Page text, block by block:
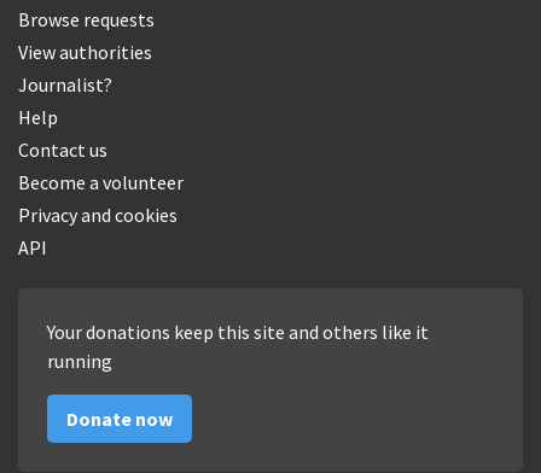
Browse requests
View authorities
Journalist?
Help
Contact us
Become a volunteer
Privacy and cookies
API
Your donations keep this site and others like it
running
Donate now